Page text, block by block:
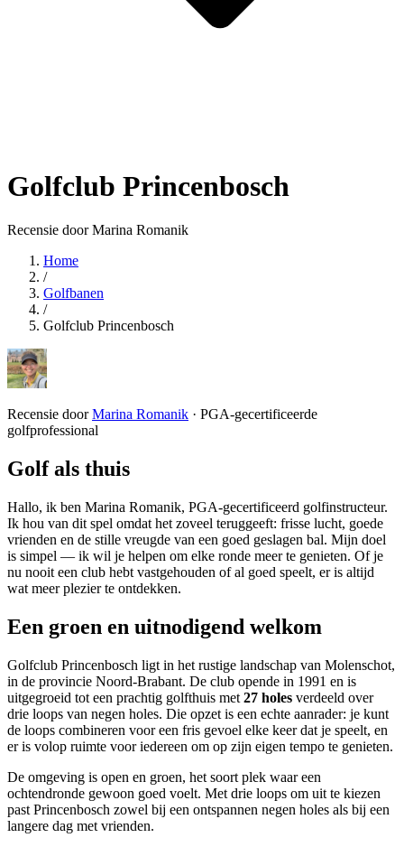
Golfclub Princenbosch
Recensie door Marina Romanik
Home
/
Golfbanen
/
Golfclub Princenbosch
Recensie doorMarina Romanik · PGA-gecertificeerde
golfprofessional
Golf als thuis
Hallo, ik ben Marina Romanik, PGA-gecertificeerd golfinstructeur.
Ik hou van dit spel omdat het zoveel teruggeeft: frisse lucht, goede
vrienden en de stille vreugde van een goed geslagen bal. Mijn doel
is simpel — ik wil je helpen om elke ronde meer te genieten. Of je
nu nooit een club hebt vastgehouden of al goed speelt, er is altijd
wat meer plezier te ontdekken.
Een groen en uitnodigend welkom
Golfclub Princenbosch ligt in het rustige landschap van Molenschot,
in de provincie Noord-Brabant. De club opende in 1991 en is
uitgegroeid tot een prachtig golfthuis met 27 holes verdeeld over
drie loops van negen holes. Die opzet is een echte aanrader: je kunt
de loops combineren voor een fris gevoel elke keer dat je speelt, en
er is volop ruimte voor iedereen om op zijn eigen tempo te genieten.
De omgeving is open en groen, het soort plek waar een
ochtendronde gewoon goed voelt. Met drie loops om uit te kiezen
past Princenbosch zowel bij een ontspannen negen holes als bij een
langere dag met vrienden.